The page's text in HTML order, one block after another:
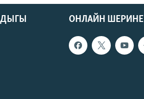
ОНЛАЙН ШЕРИНЕ